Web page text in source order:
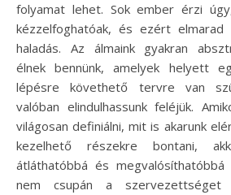
folyamat lehet. Sok ember érzi
kézzelfoghatóak, és ezért
haladás. Az álmaink gyakran
élnek bennünk, amelyek helyett
lépésre követhető tervre van
valóban elindulhassunk feléjük.
világosan definiálni, mit is akarunk
kezelhető részekre bontani,
átláthatóbbá és
nem csupán a